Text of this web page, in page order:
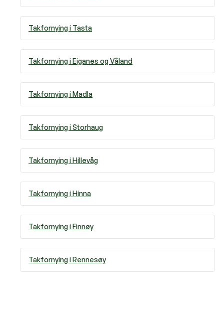
Takfornying i Tasta
Takfornying iEiganes og Våland
Takfornying iMadla
Takfornying iStorhaug
Takfornying iHillevåg
Takfornying iHinna
Takfornying iFinnøy
Takfornying iRennesøy